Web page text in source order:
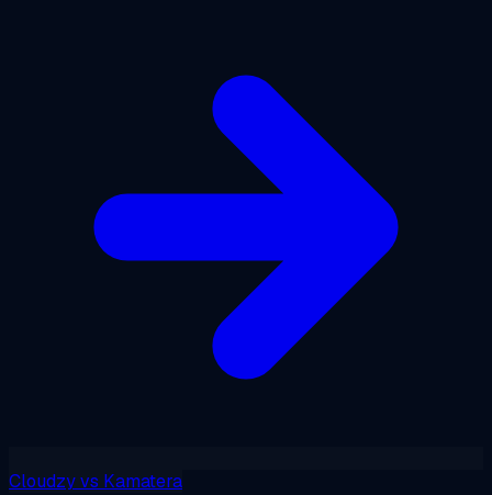
Cloudzyvs Kamatera